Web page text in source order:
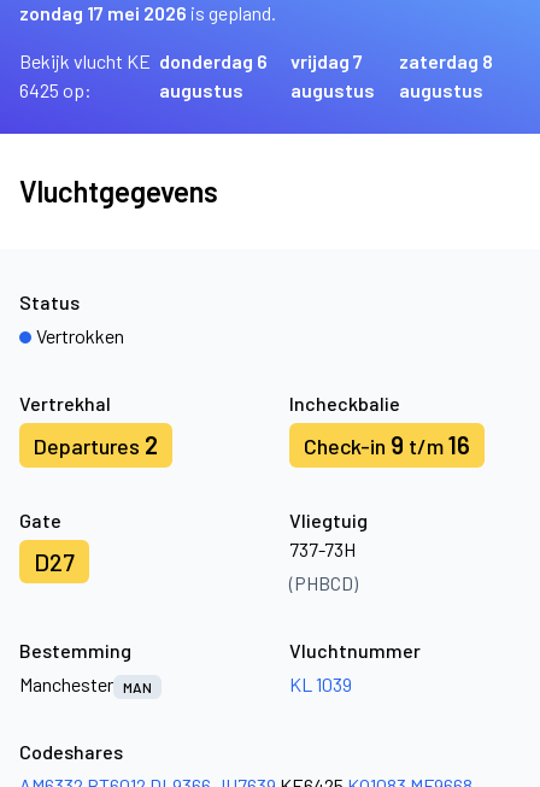
zondag 17 mei 2026 is gepland.
Bekijk vlucht KE
6425 op:
donderdag 6
augustus
vrijdag 7
augustus
zaterdag 8
augustus
Vluchtgegevens
Vertrekhal
Departures 2
Incheckbalie
Check-in 9 t/m16
Gate
D27
Vliegtuig
737-73H
(PHBCD)
Status
Vertrokken
Bestemming
Manchester MAN
Vluchtnummer
KL 1039
Codeshares